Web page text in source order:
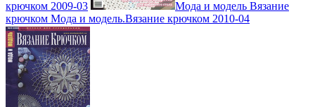
крючком 2009-03
Мода и модель Вязание
крючком Мода и модель.Вязание крючком 2010-04